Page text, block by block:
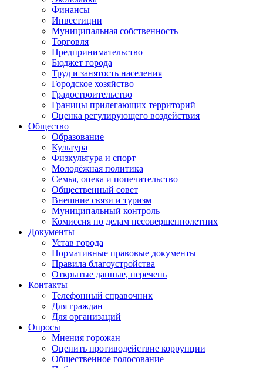
Финансы
Инвестиции
Муниципальная собственность
Торговля
Предпринимательство
Бюджет города
Труд и занятость населения
Городское хозяйство
Градостроительство
Границы прилегающих территорий
Оценка регулирующего воздействия
Общество
Образование
Культура
Физкультура и спорт
Молодёжная политика
Семья, опека и попечительство
Общественный совет
Внешние связи и туризм
Муниципальный контроль
Комиссия по делам несовершеннолетних
Документы
Устав города
Нормативные правовые документы
Правила благоустройства
Открытые данные, перечень
Контакты
Телефонный справочник
Для граждан
Для организаций
Опросы
Мнения горожан
Оценить противодействие коррупции
Общественное голосование